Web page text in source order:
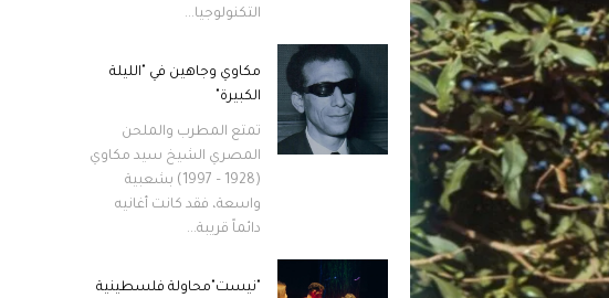
التكنولوجيا...
مكاوي وجاهين في "الليلة
الكبيرة"
تمتع المطرب والملحن
المصري الشيخ سيد مكاوي
(1928 – 1997) بشعبية
واسعة، فقد كانت أغانيه
دائماً قريبة...
"نيست"محاولة فلسطينية